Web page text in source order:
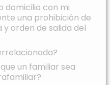
domicilio con mi
una prohibición de
orden de salida del
un familiar sea